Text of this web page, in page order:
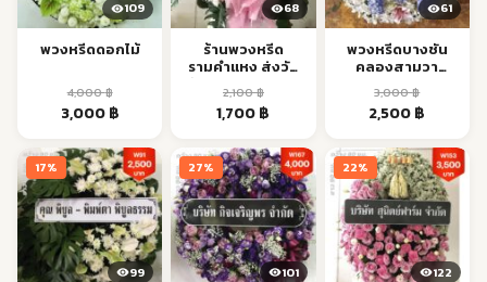
109
พวงหรีดดอกไม้
4,000฿
Original
was:
4,000 ฿.
3,000฿Current
is:
3,000 ฿.
68
ร้านพวงหรีด
รามคำแหง ส่งวัด
หัวหมาก ตรงเวลา
2,100฿
Original
was:
2,100 ฿.
1,700฿
is:
1,700 ฿.
61
พวงหรีดบางชัน
คลองสามวา
รามอินทรา ส่งด่วน
3,000฿
Original
was:
3,000 ฿.
2,500฿
is:
2,500 ฿.
17%
99
27%
101
22%
122